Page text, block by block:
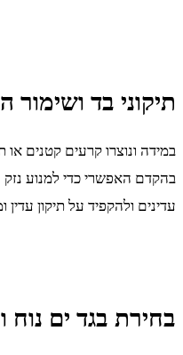
תיקוני בד ושימור
במידה ונוצרו קרעים קטנים
בהקדם האפשרי כדי למנוע
עדינים ולהקפיד על תיקון עדין
בחירת בגד ים נוח